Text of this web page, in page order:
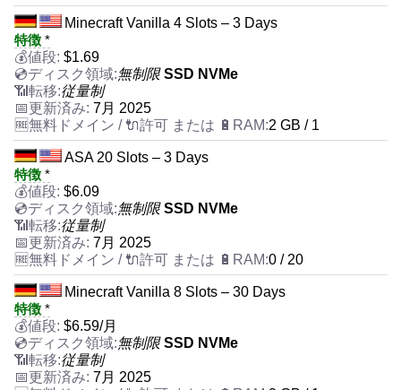
Minecraft Vanilla 4 Slots – 3 Days
特徴 *
$1.69
無制限 SSD NVMe
従量制
7月 2025
2 GB / 1
ASA 20 Slots – 3 Days
特徴 *
$6.09
無制限 SSD NVMe
従量制
7月 2025
0 / 20
Minecraft Vanilla 8 Slots – 30 Days
特徴 *
$6.59/月
無制限 SSD NVMe
従量制
7月 2025